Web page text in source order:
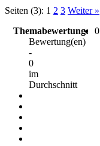
Seiten (3): 1 2 3 Weiter »
Themabewertung:
0
Bewertung(en)
-
0
im
Durchschnitt